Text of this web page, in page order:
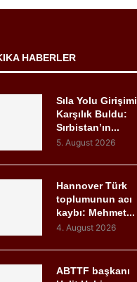
HABERLER
Sıla Yolu Girişimi
Karşılık Buldu:
Sırbistan’ın...
5. August 2026
Hannover Türk
toplumunun acı
kaybı: Mehmet...
4. August 2026
ABTTF başkanı